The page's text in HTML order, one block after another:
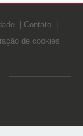
Contato
de cookies